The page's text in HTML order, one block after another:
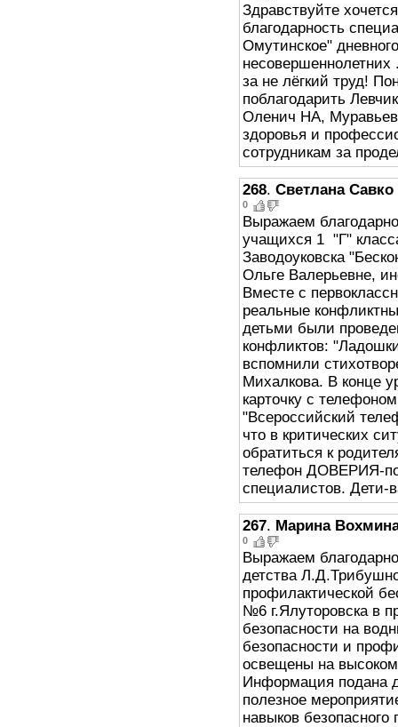
Здравствуйте
благодарность
Омутинское"
за не лёгкий труд!
поблагодарить
Оленич НА,
здоровья и
сотрудникам за
268. Светлана Савко
0
Выражаем
учащихся 1 "Г"
Заводоуковска
Ольге Валерьевне,
Вместе с
реальные
детьми были
конфликтов:
вспомнили
Михалкова. В конце
карточку с
"Всероссийский
что в критических
обратиться к
телефон ДОВЕРИЯ-
специалистов. Дети-
267. Марина
0
Выражаем
детства
профилактической
№6 г.Ялуторовска в
безопасности на
безопасности и
освещены на
Информация подана
полезное
навыков безопасного